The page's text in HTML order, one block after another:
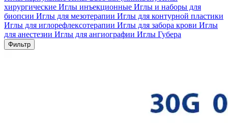
хирургические Иглы инъекционные Иглы и наборы для
биопсии Иглы для мезотерапии Иглы для контурной пластики
Иглы для иглорефлексотерапии Иглы для забора крови Иглы
для анестезии Иглы для ангиографии Иглы Губера
Фильтр